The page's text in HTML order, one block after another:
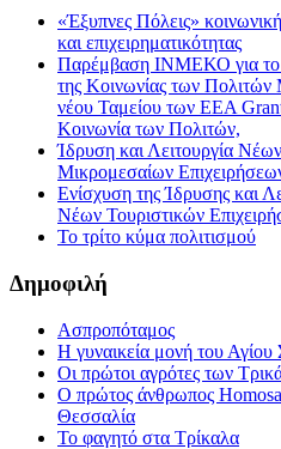
«Έξυπνες Πόλεις»
και επιχειρηματικότητας
Παρέμβαση ΙΝΜΕΚΟ για το
της Κοινωνίας των
νέου Ταμείου των ΕΕΑ
Κοινωνία των Πολιτών,
Ίδρυση και Λειτουργία Νέων
Μικρομεσαίων
Ενίσχυση της Ίδρυσης και
Νέων Τουριστικών
Το τρίτο κύμα πολιτισμού
Δημοφιλή
Ασπροπόταμος
Η γυναικεία μονή του Αγίου
Οι πρώτοι αγρότες των
Ο πρώτος άνθρωπος
Θεσσαλία
Το φαγητό στα Τρίκαλα